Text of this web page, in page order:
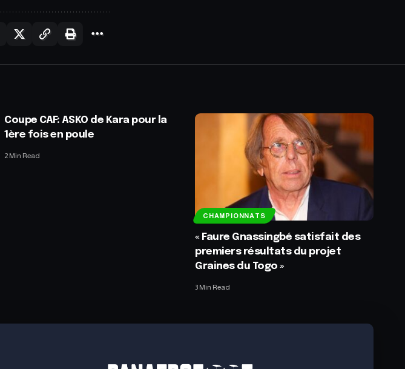
Coupe CAF: ASKO de Kara pour la
1ère fois en poule
2 Min Read
CHAMPIONNATS
« Faure Gnassingbé satisfait des
premiers résultats du projet
Graines du Togo »
3 Min Read